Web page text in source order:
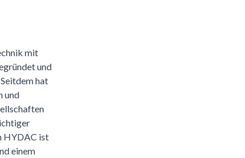
mit
und
hat
und
HYDAC ist
einem